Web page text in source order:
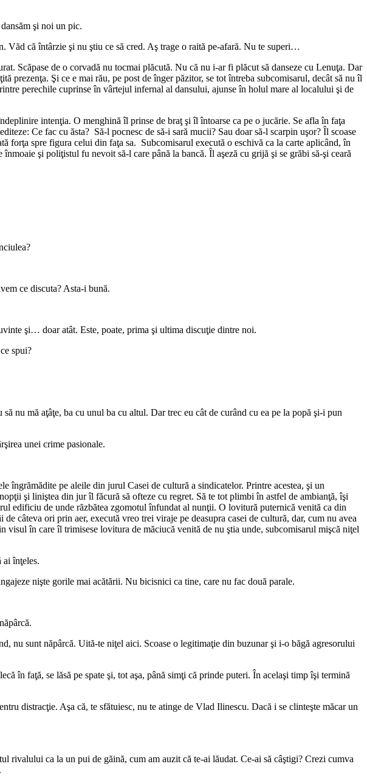
şi noi un pic.
că întârzie şi nu ştiu ce să cred. Aş trage o raită pe-afară. Nu te superi…
Scăpase de o corvadă nu tocmai plăcută. Nu că nu i-ar fi plăcut să danseze cu Lenuţa. Dar
Şi ce e mai rău, pe post de înger păzitor, se tot întreba subcomisarul, decât să nu îl
perechile cuprinse în vârtejul infernal al dansului, ajunse în holul mare al localului şi de
intenţia. O menghină îl prinse de braţ şi îl întoarse ca pe o jucărie. Se afla în faţa
Ce fac cu ăsta? Să-l pocnesc de să-i sară mucii? Sau doar să-l scarpin uşor? Îl scoase
forţa spre figura celui din faţa sa. Subcomisarul execută o eschivă ca la carte aplicând, în
şi poliţistul fu nevoit să-l care până la bancă. Îl aşeză cu grijă şi se grăbi să-şi ceară
ce discuta? Asta-i bună.
şi… doar atât. Este, poate, prima şi ultima discuţie dintre noi.
spui?
mă aţâţe, ba cu unul ba cu altul. Dar trec eu cât de curând cu ea pe la popă şi-i pun
unei crime pasionale.
pe aleile din jurul Casei de cultură a sindicatelor. Printre acestea, şi un
şi liniştea din jur îl făcură să ofteze cu regret. Să te tot plimbi în astfel de ambianţă, îşi
edificiu de unde răzbătea zgomotul înfundat al nunţii. O lovitură puternică venită ca din
câteva ori prin aer, execută vreo trei viraje pe deasupra casei de cultură, dar, cum nu avea
în care îl trimisese lovitura de măciucă venită de nu ştia unde, subcomisarul mişcă niţel
înţeles.
nişte gorile mai acătării. Nu bicisnici ca tine, care nu fac două parale.
sunt năpârcă. Uită-te niţel aici. Scoase o legitimaţie din buzunar şi i-o băgă agresorului
în faţă, se lăsă pe spate şi, tot aşa, până simţi că prinde puteri. În acelaşi timp îşi termină
distracţie. Aşa că, te sfătuiesc, nu te atinge de Vlad Ilinescu. Dacă i se clinteşte măcar un
ca la un pui de găină, cum am auzit că te-ai lăudat. Ce-ai să câştigi? Crezi cumva